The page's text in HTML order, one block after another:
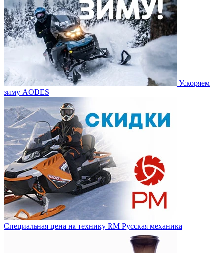
Ускоряем
зиму AODES
Специальная цена на технику RM Русская механика